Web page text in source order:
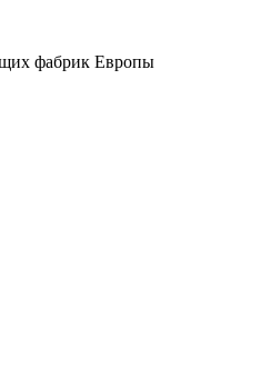
фабрик Европы